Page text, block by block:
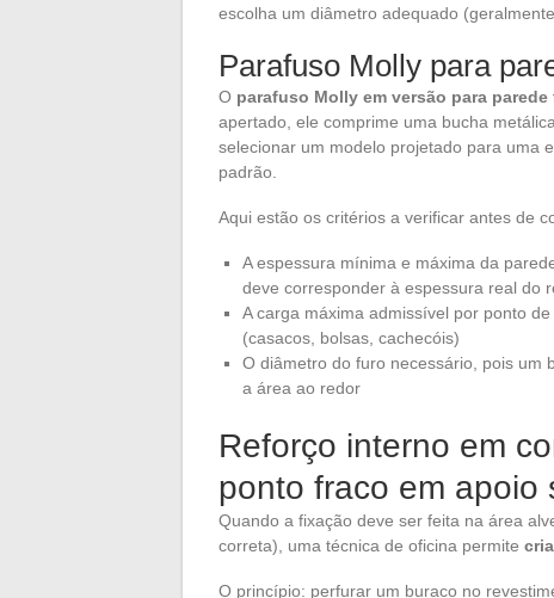
escolha um diâmetro adequado
Parafuso Molly para
O parafuso Molly em versão para parede
apertado, ele comprime uma bucha
selecionar um modelo projetado para uma
padrão.
Aqui estão os critérios a verificar antes de
A espessura mínima e máxima da
deve corresponder à espessura real do
A carga máxima admissível por ponto
(casacos, bolsas, cachecóis)
O diâmetro do furo necessário, pois um
a área ao redor
Reforço interno em
ponto fraco em apoio
Quando a fixação deve ser feita na área
correta), uma técnica de oficina permite
O princípio: perfurar um buraco no